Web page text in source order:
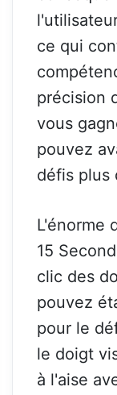
ce qui
précision
vous
pouvez
défis plus
L'énorme
15
clic des
pouvez
pour le
le doigt
à l'aise